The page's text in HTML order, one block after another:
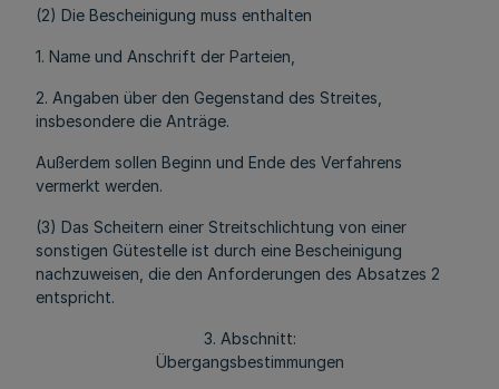
(2) Die Bescheinigung muss enthalten
1. Name und Anschrift der Parteien,
2. Angaben über den Gegenstand des Streites,
insbesondere die Anträge.
Außerdem sollen Beginn und Ende des Verfahrens
vermerkt werden.
(3) Das Scheitern einer Streitschlichtung von einer
sonstigen Gütestelle ist durch eine Bescheinigung
nachzuweisen, die den Anforderungen des Absatzes 2
entspricht.
3. Abschnitt:
Übergangsbestimmungen